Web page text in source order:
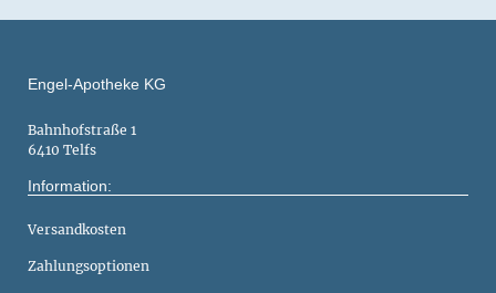
Engel-Apotheke KG
Bahnhofstraße 1
6410 Telfs
Information:
Versandkosten
Zahlungsoptionen